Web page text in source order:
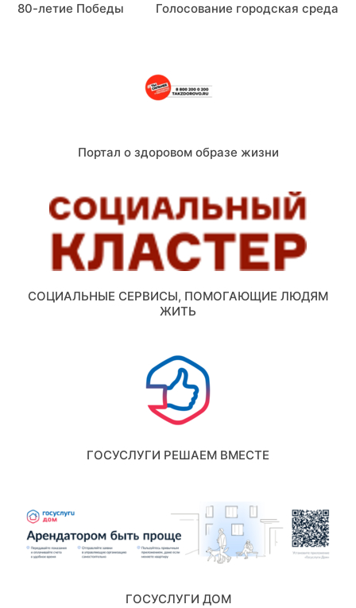
80-летие Победы Голосование городская среда
Портал о здоровом образе жизни
СОЦИАЛЬНЫЕ СЕРВИСЫ, ПОМОГАЮЩИЕ ЛЮДЯМ
ЖИТЬ
ГОСУСЛУГИ РЕШАЕМ ВМЕСТЕ
ГОСУСЛУГИ ДОМ